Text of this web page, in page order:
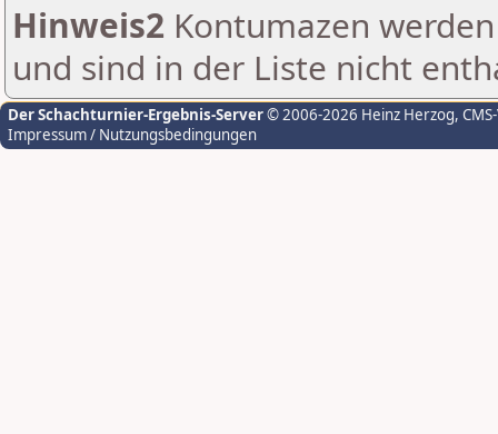
Hinweis2 Kontumazen
und sind in der Liste nicht
Der Schachturnier-Ergebnis-Server© 2006-2026 Heinz Herzog,
Impressum / Nutzungsbedingungen